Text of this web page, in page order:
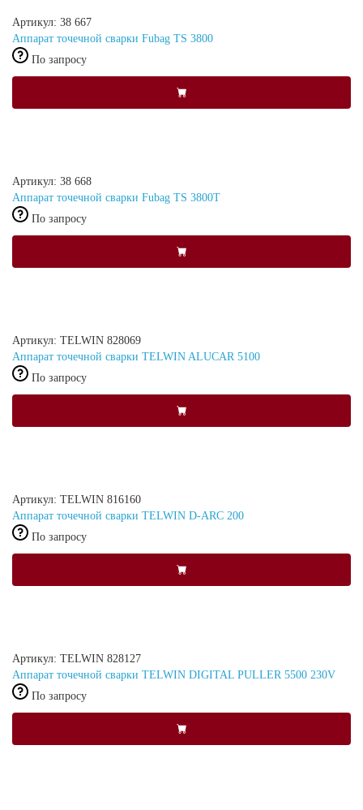
Артикул: 38 667
Аппарат точечной сварки Fubag TS 3800
По запросу
Артикул: 38 668
Аппарат точечной сварки Fubag TS 3800T
По запросу
Артикул: TELWIN 828069
Аппарат точечной сварки TELWIN ALUCAR 5100
По запросу
Артикул: TELWIN 816160
Аппарат точечной сварки TELWIN D-ARC 200
По запросу
Артикул: TELWIN 828127
Аппарат точечной сварки TELWIN DIGITAL PULLER 5500 230V
По запросу